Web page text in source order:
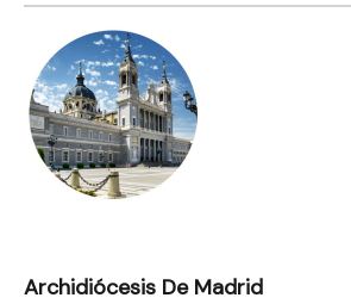
Archidiócesis De Madrid